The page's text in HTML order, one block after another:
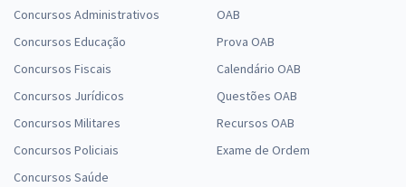
+ Diferenciais Exclusivos)
R$ 422,40 à vista
R$ 35,20
Comprar
Concursos Administrativos
Concursos Educação
Concursos Fiscais
Concursos Jurídicos
Concursos Militares
Concursos Policiais
Concursos Saúde
OAB
Prova OAB
Calendário OAB
Questões OAB
Recursos OAB
Exame de Ordem